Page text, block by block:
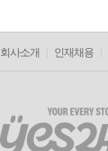
회사소개 인재채용